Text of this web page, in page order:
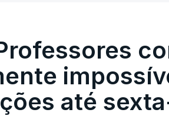
até